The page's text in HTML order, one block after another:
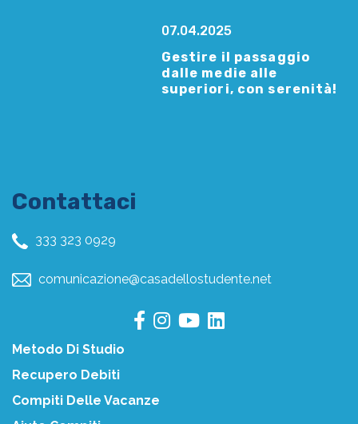
07.04.2025
Gestire il passaggio
dalle medie alle
superiori, con serenità!
Contattaci
333 323 0929
comunicazione@casadellostudente.net
Metodo Di Studio
Recupero Debiti
Compiti Delle Vacanze